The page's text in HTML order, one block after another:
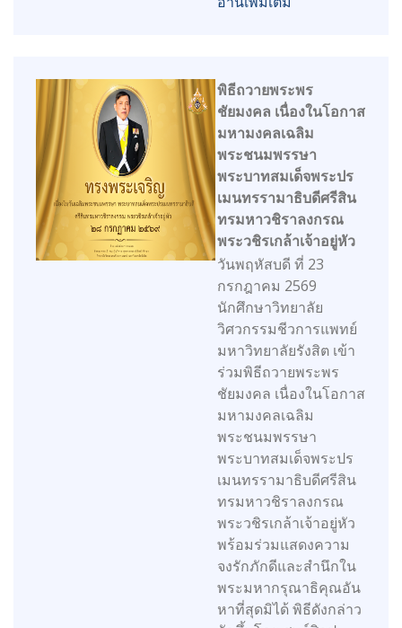
พิธีถวายพระพร
ชัยมงคล เนื่องในโอกาส
มหามงคลเฉลิม
พระชนมพรรษา
พระบาทสมเด็จพระปร
เมนทรรามาธิบดีศรีสิน
ทรมหาวชิราลงกรณ
พระวชิรเกล้าเจ้าอยู่หัว
วันพฤหัสบดี ที่ 23
กรกฎาคม 2569
นักศึกษาวิทยาลัย
วิศวกรรมชีวการแพทย์
มหาวิทยาลัยรังสิต เข้า
ร่วมพิธีถวายพระพร
ชัยมงคล เนื่องในโอกาส
มหามงคลเฉลิม
พระชนมพรรษา
พระบาทสมเด็จพระปร
เมนทรรามาธิบดีศรีสิน
ทรมหาวชิราลงกรณ
พระวชิรเกล้าเจ้าอยู่หัว
พร้อมร่วมแสดงความ
จงรักภักดีและสำนึกใน
พระมหากรุณาธิคุณอัน
หาที่สุดมิได้ พิธีดังกล่าว